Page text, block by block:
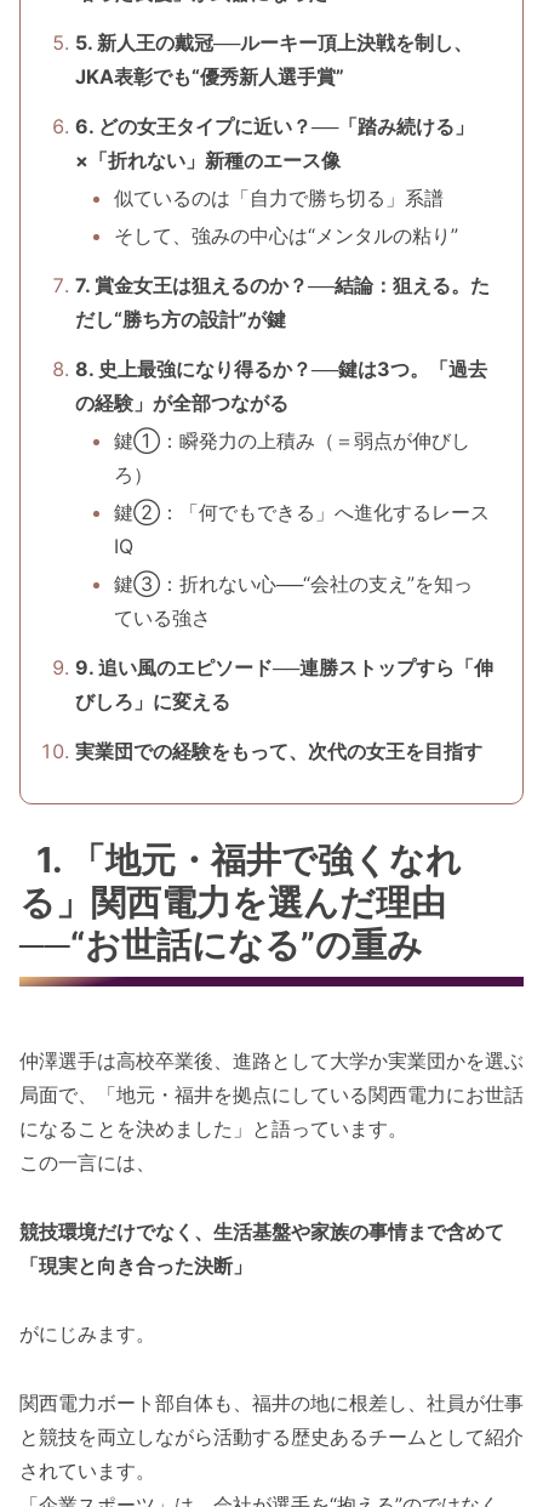
5. 新人王の戴冠──ルーキー頂上決戦を制し、
JKA表彰でも“優秀新人選手賞”
6. どの女王タイプに近い？──「踏み続ける」
×「折れない」新種のエース像
似ているのは「自力で勝ち切る」系譜
そして、強みの中心は“メンタルの粘り”
7. 賞金女王は狙えるのか？──結論：狙える。た
だし“勝ち方の設計”が鍵
8. 史上最強になり得るか？──鍵は3つ。「過去
の経験」が全部つながる
鍵①：瞬発力の上積み（＝弱点が伸びし
ろ）
鍵②：「何でもできる」へ進化するレース
IQ
鍵③：折れない心──“会社の支え”を知っ
ている強さ
9. 追い風のエピソード──連勝ストップすら「伸
びしろ」に変える
実業団での経験をもって、次代の女王を目指す
1. 「地元・福井で強くなれ
る」関西電力を選んだ理由
──“お世話になる”の重み
仲澤選手は高校卒業後、進路として大学か実業団かを選ぶ
局面で、「地元・福井を拠点にしている関西電力にお世話
になることを決めました」と語っています。
この一言には、
競技環境だけでなく、生活基盤や家族の事情まで含めて
「現実と向き合った決断」
がにじみます。
関西電力ボート部自体も、福井の地に根差し、社員が仕事
と競技を両立しながら活動する歴史あるチームとして紹介
されています。